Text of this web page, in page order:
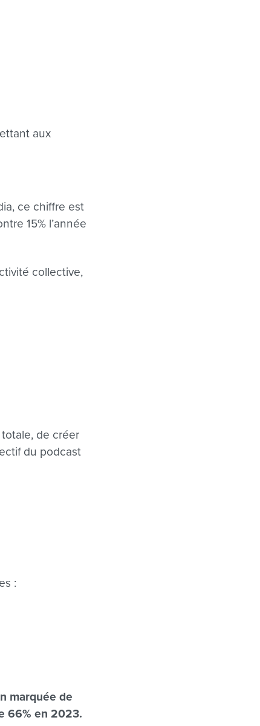
aux
ce chiffre est
15% l’année
collective,
de créer
du podcast
:
marquée de
66% en 2023.